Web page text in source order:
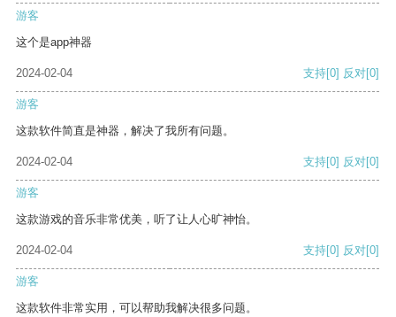
游客
这个是app神器
2024-02-04 支持[0] 反对[0]
游客
这款软件简直是神器，解决了我所有问题。
2024-02-04 支持[0] 反对[0]
游客
这款游戏的音乐非常优美，听了让人心旷神怡。
2024-02-04 支持[0] 反对[0]
游客
这款软件非常实用，可以帮助我解决很多问题。